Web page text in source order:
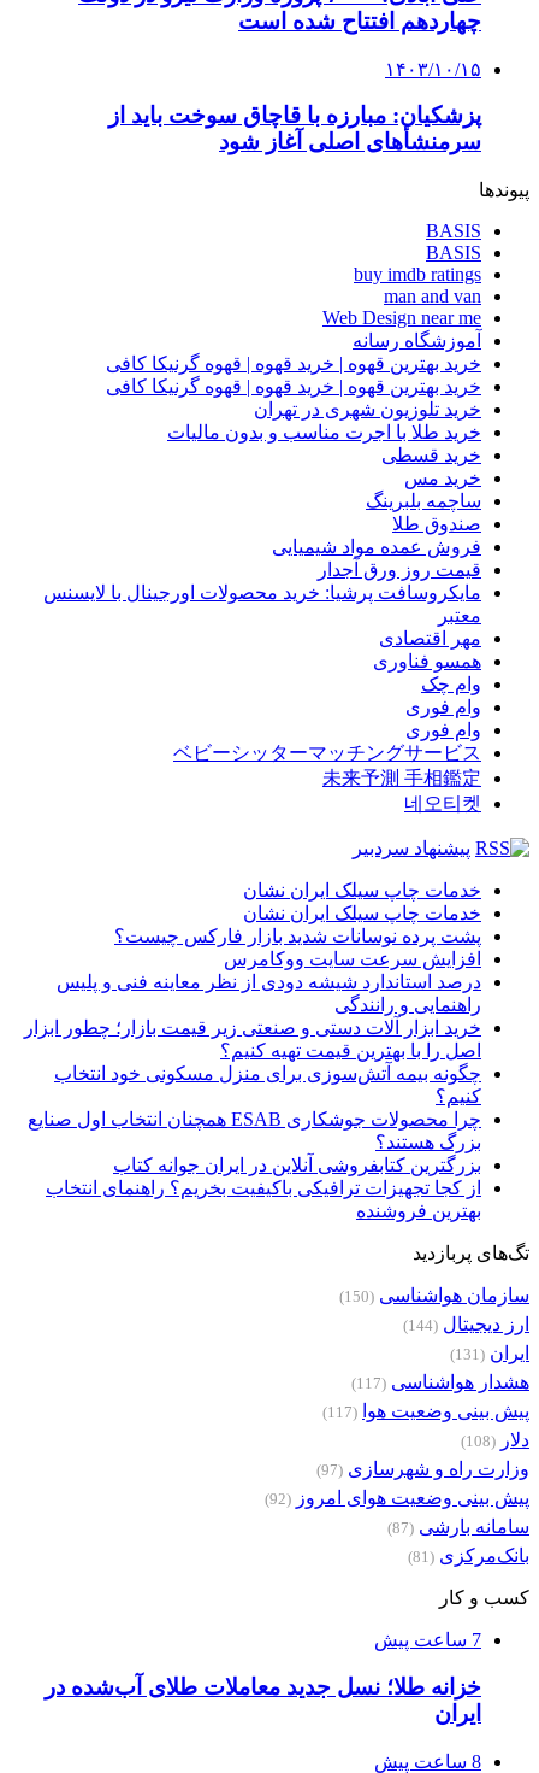
چهاردهم افتتاح شده است
۱۴۰۳/۱۰/۱۵
پزشکیان: مبارزه با قاچاق سوخت باید از
سرمنشأهای اصلی آغاز شود
پیوندها
BASIS
BASIS
buy imdb ratings
man and van
Web Design near me
آموزشگاه رسانه
خرید بهترین قهوه | خرید قهوه | قهوه گرنیکا کافی
خرید بهترین قهوه | خرید قهوه | قهوه گرنیکا کافی
خرید تلوزیون شهری در تهران
خرید طلا با اجرت مناسب و بدون مالیات
خرید قسطی
خرید مس
ساچمه بلبرینگ
صندوق طلا
فروش عمده مواد شیمیایی
قیمت روز ورق آجدار
مایکروسافت پرشیا: خرید محصولات اورجینال با لایسنس
معتبر
مهر اقتصادی
همسو فناوری
وام چک
وام فوری
وام فوری
ベビーシッターマッチングサービス
未来予測 手相鑑定
네오티켓
پیشنهاد سردبیر
خدمات چاپ سیلک ایران نشان
خدمات چاپ سیلک ایران نشان
پشت پرده نوسانات شدید بازار فارکس چیست؟
افزایش سرعت سایت ووکامرس
درصد استاندارد شیشه دودی از نظر معاینه فنی و پلیس
راهنمایی و رانندگی
خرید ابزار آلات دستی و صنعتی زیر قیمت بازار؛ چطور ابزار
اصل را با بهترین قیمت تهیه کنیم؟
چگونه بیمه آتش‌سوزی برای منزل مسکونی خود انتخاب
کنیم؟
چرا محصولات جوشکاری ESAB همچنان انتخاب اول صنایع
بزرگ هستند؟
بزرگترین کتابفروشی آنلاین در ایران جوانه کتاب
از کجا تجهیزات ترافیکی باکیفیت بخریم؟ راهنمای انتخاب
بهترین فروشنده
تگ‌های پربازدید
سازمان هواشناسی (150)
ارز دیجیتال (144)
ایران (131)
هشدار هواشناسی (117)
پیش بینی وضعیت هوا (117)
دلار (108)
وزارت راه و شهرسازی (97)
پیش بینی وضعیت هوای امروز (92)
سامانه بارشی (87)
بانک‌مرکزی (81)
کسب و کار
7 ساعت پیش
خزانه طلا؛ نسل جدید معاملات طلای آب‌شده در
ایران
8 ساعت پیش